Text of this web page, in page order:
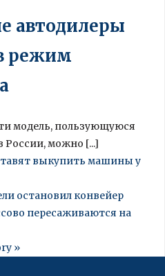
автодилеры
режим
модель, пользующуюся
России, можно [...]
выкупить машины у
остановил конвейер
пересаживаются на
»